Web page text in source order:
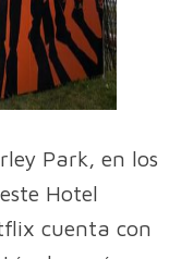
Park, en los
Hotel
cuenta con